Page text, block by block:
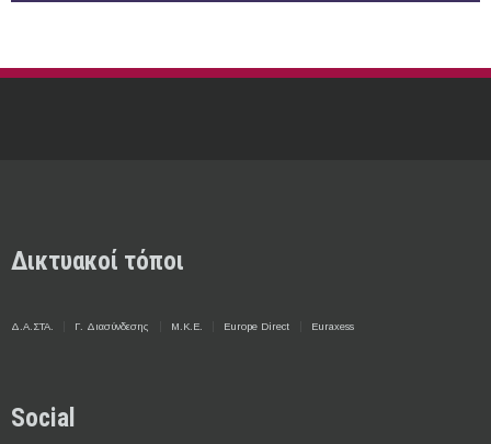
Δικτυακοί τόποι
Δ.Α.ΣΤΑ. Γ. Διασύνδεσης Μ.Κ.Ε. Europe Direct Euraxess
Social